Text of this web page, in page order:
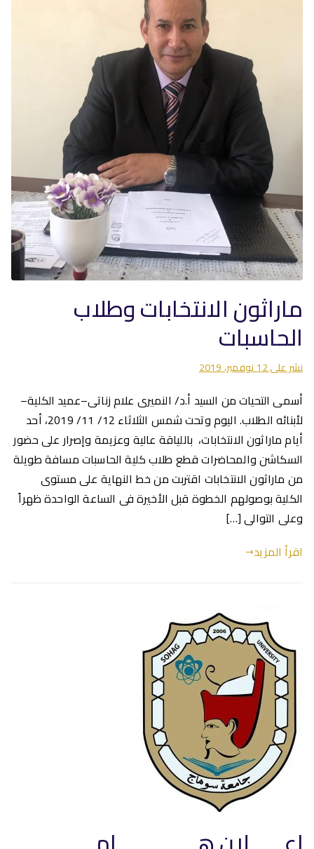
ماراثون الانتخابات وطلاب
الحاسبات
نشر على12 نوفمبر، 2019
أسمى التحيات من السيد أ.د/ النميرى علام زناتى–عميد الكلية–
لأبنائه الطلاب. اليوم وتحت شمس الثلاثاء 12/ 11/ 2019، أحد
أيام ماراثون الانتخابات، باللياقة عالية وعزيمة وإصرار على حضور
السكاشن والمحاضرات قطع طلاب كلية الحاسبات مسافة طويلة
من ماراثون الانتخابات اقتربت من خط النهاية على مستوى
الكلية بوصولهم الخطوة قبل الأخيرة فى الساعة الواحدة ظهراً
وعلى التوالى […]
اقرأ المزيد